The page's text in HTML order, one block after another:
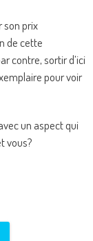
son prix
de cette
contre, sortir d’ici
pour voir
un aspect qui
vous?